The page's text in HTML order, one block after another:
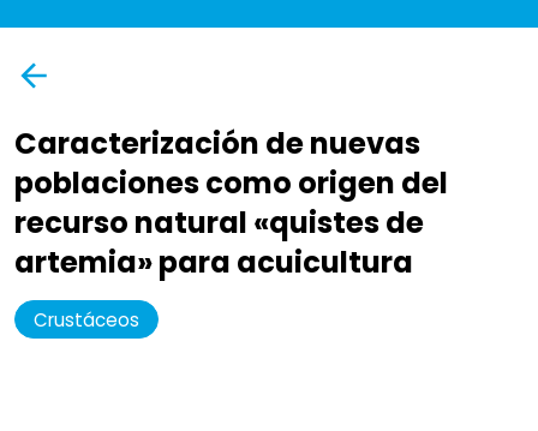
Caracterización de nuevas
poblaciones como origen del
recurso natural «quistes de
artemia» para acuicultura
Crustáceos